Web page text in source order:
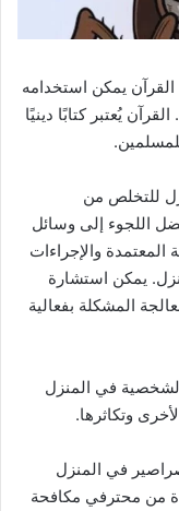
القرآن يمكن استخدامه
يُعتبر كتابًا دينيًا
للتخلص من
اللجوء إلى وسائل
المعتمدة والإجراءات
يمكن استشارة
المشكلة بفعالية
في المنزل
وتكاثرها.
في المنزل
من محترفي مكافحة